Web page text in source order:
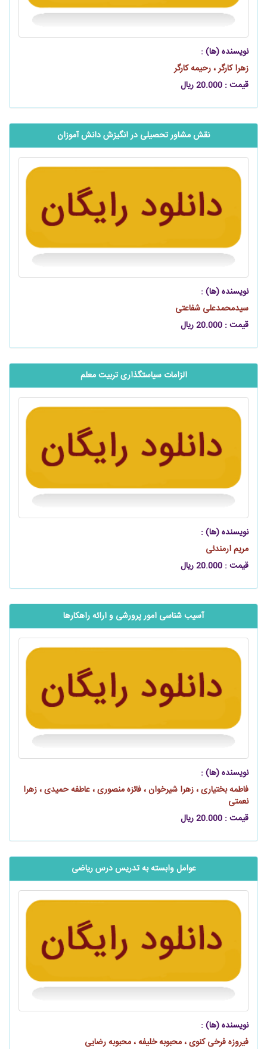
نویسنده (ها) :
زهرا کارگر ، رحیمه کارگر
قیمت : 20.000 ریال
نقش مشاور تحصیلی در انگیزش دانش آموزان
نویسنده (ها) :
سیدمحمدعلی شفاعتی
قیمت : 20.000 ریال
الزامات سیاستگذاری تربیت معلم
نویسنده (ها) :
مریم ارمندئی
قیمت : 20.000 ریال
آسیب شناسی امور پرورشی و ارائه راهکارها
نویسنده (ها) :
فاطمه بختیاری ، زهرا شیرخوان ، فائزه منصوری ، عاطفه حمیدی ، زهرا
نعمتی
قیمت : 20.000 ریال
عوامل وابسته به تدریس درس ریاضی
نویسنده (ها) :
فیروزه فرخی کنوی ، محبوبه خلیفه ، محبوبه رضایی